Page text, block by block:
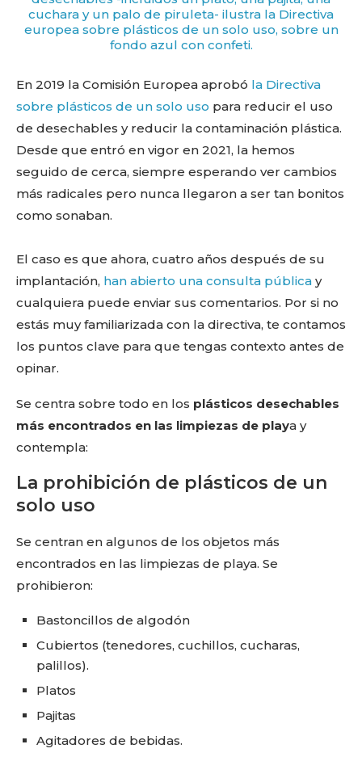
En 2019 la Comisión Europea aprobó la Directiva
sobre plásticos de un solo uso para reducir el uso
de desechables y reducir la contaminación plástica.
Desde que entró en vigor en 2021, la hemos
seguido de cerca, siempre esperando ver cambios
más radicales pero nunca llegaron a ser tan bonitos
como sonaban.
El caso es que ahora, cuatro años después de su
implantación, han abierto una consulta pública y
cualquiera puede enviar sus comentarios. Por si no
estás muy familiarizada con la directiva, te contamos
los puntos clave para que tengas contexto antes de
opinar.
Se centra sobre todo en los plásticos desechables
más encontrados en las limpiezas de playa y
contempla:
La prohibición de plásticos de un
solo uso
Se centran en algunos de los objetos más
encontrados en las limpiezas de playa. Se
prohibieron:
Bastoncillos de algodón
Cubiertos (tenedores, cuchillos, cucharas,
palillos).
Platos
Pajitas
Agitadores de bebidas.